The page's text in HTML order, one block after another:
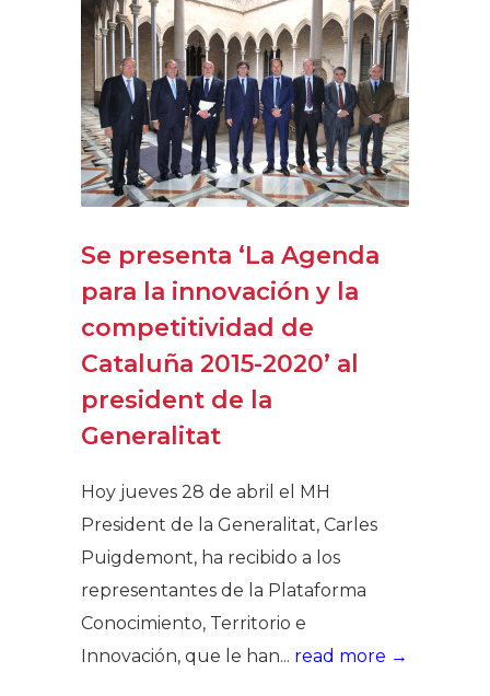
Se presenta ‘La Agenda
para la innovación y la
competitividad de
Cataluña 2015-2020’ al
president de la
Generalitat
Hoy jueves 28 de abril el MH
President de la Generalitat, Carles
Puigdemont, ha recibido a los
representantes de la Plataforma
Conocimiento, Territorio e
Innovación, que le han... read more →